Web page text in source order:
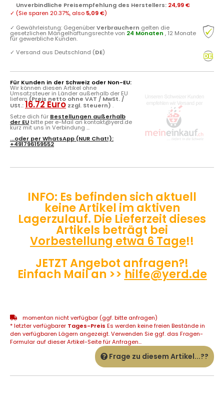
Unverbindliche Preisempfehlung des Herstellers: 24,99 €
✓ (Sie sparen 20.37%, also 5,09 €)
✓ Gewährleistung: GegenüberVerbrauchern gelten die
gesetzlichen Mängelhaftungsrechte von 24 Monaten , 12 Monate
für gewerbliche Kunden.
✓ Versand aus Deutschland (DE)
Für Kunden in der Schweiz oder Non-EU:
Wir können diesen Artikel ohne
Umsatzsteuer in Länder außerhalb der EU
liefern (Preis netto ohne VAT / MwSt. /
USt.:16.72 Euro zzgl. Steuern) .
Setze dich für Bestellungen außerhalb
der EU bitte per e-Mail an kontakt@yerd.de
kurz mit uns in Verbindung ...
...oder perWhatsApp (NUR Chat!):
+491796159552
INFO: Es befinden sich aktuell
keine Artikel im aktiven
Lagerzulauf. Die Lieferzeit dieses
Artikels beträgt bei
Vorbestellung etwa 6 Tage!!
JETZT Angebot anfragen?!
Einfach Mail an >> hilfe@yerd.de
momentan nicht verfügbar (ggf. bitte anfragen)
* letzter verfügbarer Tages-Preis Es werden keine freien Bestände in
den verfügbaren Lägern angezeigt. Verwenden Sie ggf. das Fragen-
Formular auf dieser Artikel-Seite für Anfragen...
Frage zu diesem Artikel...??